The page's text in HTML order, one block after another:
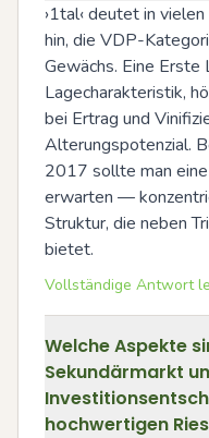
›1tal‹ deutet in
hin, die VDP-
Gewächs. Eine Erste
Lagecharakteristik,
bei Ertrag und
Alterungspotenzial.
2017 sollte man
erwarten —
Struktur, die neben
bietet.
Vollständige Antwort
Welche Aspekte
Sekundärmarkt
hochwertigen